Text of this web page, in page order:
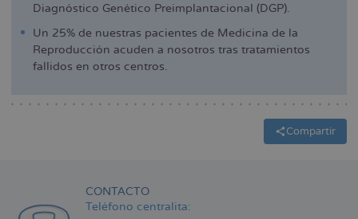
Diagnóstico Genético Preimplantacional (DGP).
Un 25% de nuestras pacientes de Medicina de la
Reproducción acuden a nosotros tras tratamientos
fallidos en otros centros.
Compartir
CONTACTO
Teléfono centralita: